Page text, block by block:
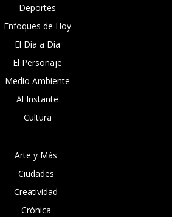
Deportes
Enfoques de Hoy
El Día a Día
El Personaje
Medio Ambiente
Al Instante
Cultura
Arte y Más
Ciudades
Creatividad
Crónica